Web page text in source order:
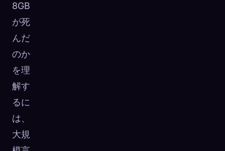
8GB
が死
んだ
のか
を理
解す
るに
は、
大規